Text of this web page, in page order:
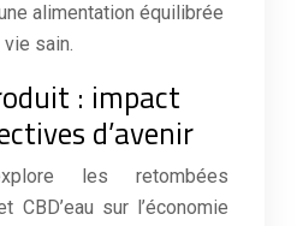
alimentation équilibrée
vie sain.
: impact
d’avenir
les retombées
CBD’eau sur l’économie